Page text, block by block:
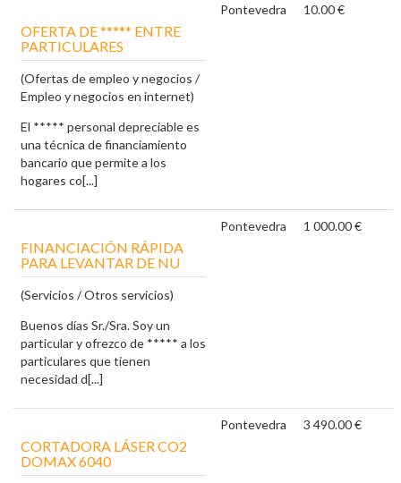
OFERTA DE ***** ENTRE
PARTICULARES
(Ofertas de empleo y negocios /
Empleo y negocios en internet)
El ***** personal depreciable es
una técnica de financiamiento
bancario que permite a los
hogares co[...]
Pontevedra 10.00 €
FINANCIACIÓN RÁPIDA
PARA LEVANTAR DE NU
(Servicios / Otros servicios)
Buenos días Sr./Sra. Soy un
particular y ofrezco de ***** a los
particulares que tienen
necesidad d[...]
Pontevedra 1 000.00 €
CORTADORA LÁSER CO2
DOMAX 6040
Pontevedra 3 490.00 €